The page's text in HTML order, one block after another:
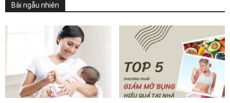
Bài ngẫu nhiên